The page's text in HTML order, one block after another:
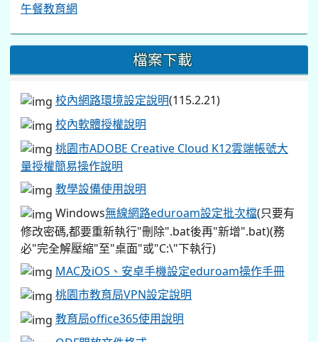
午餐教育網
檔案下載
校內網路環境設定說明(115.2.21)
校內軟體授權說明
桃園市ADOBE Creative Cloud K12雲端帳號大
量授權簡易操作說明
教學設備使用說明
Windows無線網路eduroam設定批次檔(只要有
修改密碼,都要重新執行"刪除".bat後再"新增".bat)(務
必"完全解壓縮"至"桌面"或"C:\"下執行)
MAC及iOS、安卓手機設定eduroam操作手冊
桃園市教育局VPN設定說明
教育局office365使用說明